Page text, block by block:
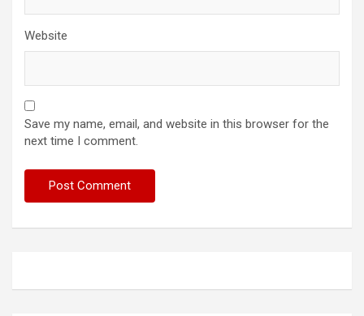
Website
Save my name, email, and website in this browser for the
next time I comment.